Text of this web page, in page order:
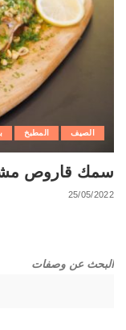
الصيف المطبخ
سمك قاروص
25/05/2022
البحث عن وصفات